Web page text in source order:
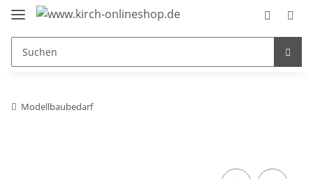
Modellbaubedarf